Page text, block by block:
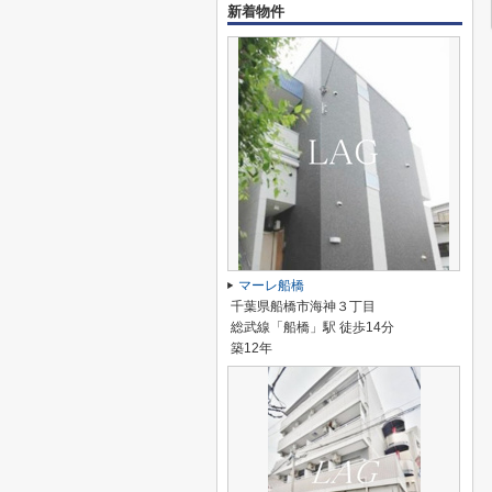
新着物件
マーレ船橋
千葉県船橋市海神３丁目
総武線「船橋」駅 徒歩14分
築12年